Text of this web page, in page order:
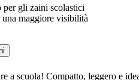
per gli zaini scolastici
maggiore visibilità
a scuola! Compatto, leggero e